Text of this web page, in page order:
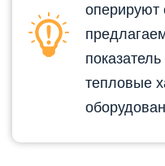
оперируют
тепловые